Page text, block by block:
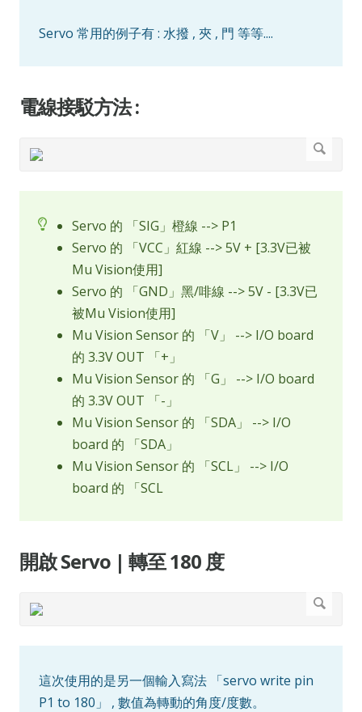
Servo 常用的例子有 : 水撥 , 夾 , 門 等等....
電線接駁方法 :
Servo 的 「SIG」橙線 --> P1
Servo 的 「VCC」紅線 --> 5V + [3.3V已被
Mu Vision使用]
Servo 的 「GND」黑/啡線 --> 5V - [3.3V已
被Mu Vision使用]
Mu Vision Sensor 的 「V」 --> I/O board
的 3.3V OUT 「+」
Mu Vision Sensor 的 「G」 --> I/O board
的 3.3V OUT 「-」
Mu Vision Sensor 的 「SDA」 --> I/O
board 的 「SDA」
Mu Vision Sensor 的 「SCL」 --> I/O
board 的 「SCL
開啟 Servo | 轉至 180 度
這次使用的是另一個輸入寫法 「servo write pin
P1 to 180」 , 數值為轉動的角度/度數。